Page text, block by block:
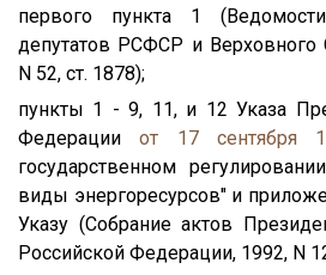
первого пункта 1
депутатов РСФСР и
N 52, ст. 1878);
пункты 1 - 9, 11, и 12 Указа
Федерацииот 17 сентября
государственном
виды энергоресурсов" и
Указу (Собрание актов
Российской Федерации, 1992, N